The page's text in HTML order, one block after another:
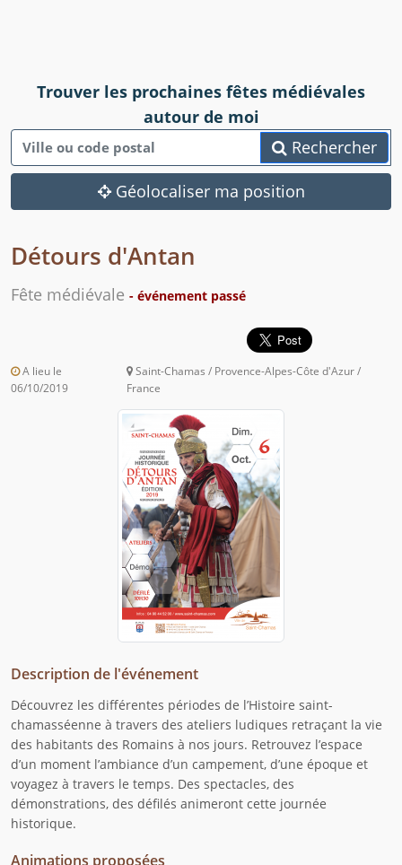
Trouver les prochaines fêtes médiévales
autour de moi
Rechercher
Géolocaliser ma position
Détours d'Antan
Fête médiévale - événement passé
A lieu le
06/10/2019
Saint-Chamas / Provence-Alpes-Côte d'Azur /
France
Description de l'événement
Découvrez les différentes périodes de l’Histoire saint-
chamasséenne à travers des ateliers ludiques retraçant la vie
des habitants des Romains à nos jours. Retrouvez l’espace
d’un moment l’ambiance d’un campement, d’une époque et
voyagez à travers le temps. Des spectacles, des
démonstrations, des défilés animeront cette journée
historique.
Animations proposées